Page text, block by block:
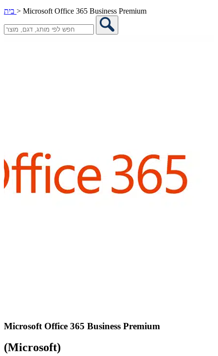
> Microsoft Office 365 Business Premium
Microsoft Office 365 Business Premium
(Microsoft)